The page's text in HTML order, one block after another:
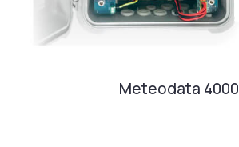
Meteodata 4000